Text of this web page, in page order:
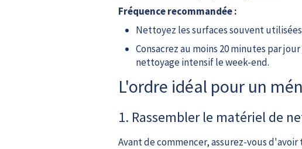
Fréquence recommandée :
Nettoyez les surfaces souvent
Consacrez au moins 20 minutes par
nettoyage intensif le week-end.
L'ordre idéal pour un
1. Rassembler le matériel de
Avant de commencer, assurez-vous